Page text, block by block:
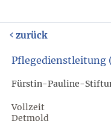
zurück
Pflegedienstleitung
Fürstin-Pauline-
Vollzeit
Detmold